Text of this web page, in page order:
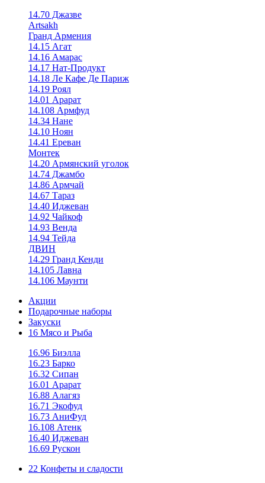
14.70 Джазве
Artsakh
Гранд Армения
14.15 Агат
14.16 Амарас
14.17 Нат-Продукт
14.18 Ле Кафе Де Париж
14.19 Роял
14.01 Арарат
14.108 Армфуд
14.34 Нане
14.10 Ноян
14.41 Ереван
Монтек
14.20 Армянский уголок
14.74 Джамбо
14.86 Армчай
14.67 Тараз
14.40 Иджеван
14.92 Чайкоф
14.93 Венда
14.94 Тейда
ДВИН
14.29 Гранд Кенди
14.105 Лавна
14.106 Маунти
Акции
Подарочные наборы
Закуски
16 Мясо и Рыба
16.96 Биэлла
16.23 Барко
16.32 Сипан
16.01 Арарат
16.88 Алагяз
16.71 Экофуд
16.73 АниФуд
16.108 Атенк
16.40 Иджеван
16.69 Рускон
22 Конфеты и сладости